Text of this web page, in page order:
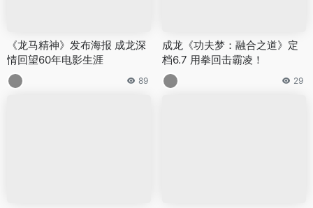
《龙马精神》发布海报 成龙深
情回望60年电影生涯
89
成龙《功夫梦：融合之道》定
档6.7 用拳回击霸凌！
29